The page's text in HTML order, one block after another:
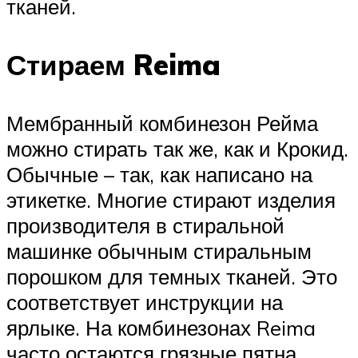
тканей.
Стираем Reima
Мембранный комбинезон Рейма
можно стирать так же, как и Крокид.
Обычные – так, как написано на
этикетке. Многие стирают изделия
производителя в стиральной
машинке обычным стиральным
порошком для темных тканей. Это
соответствует инструкции на
ярлыке. На комбинезонах Reima